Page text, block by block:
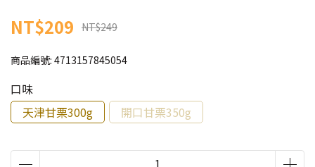
NT$209 NT$249
商品編號: 4713157845054
口味
天津甘栗300g
開口甘栗350g